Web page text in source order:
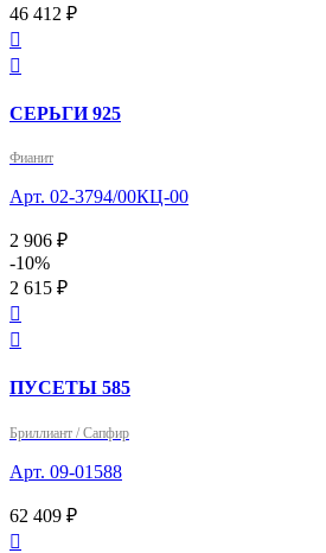
46 412 ₽


СЕРЬГИ 925
Фианит
Арт. 02-3794/00КЦ-00
2 906 ₽
-10%
2 615 ₽


ПУСЕТЫ 585
Бриллиант / Сапфир
Арт. 09-01588
62 409 ₽
